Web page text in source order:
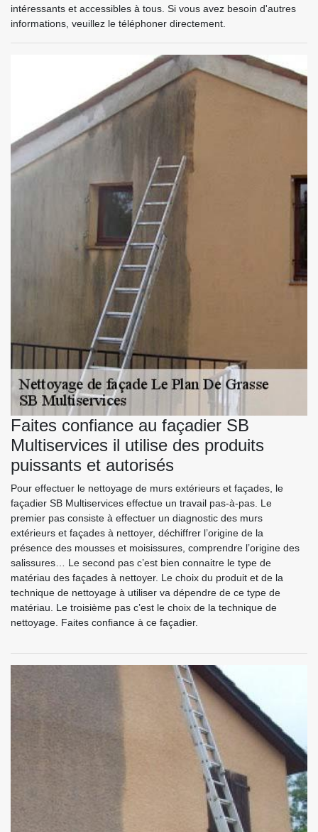
intéressants et accessibles à tous. Si vous avez besoin d'autres
informations, veuillez le téléphoner directement.
Faites confiance au façadier SB
Multiservices il utilise des produits
puissants et autorisés
Pour effectuer le nettoyage de murs extérieurs et façades, le
façadier SB Multiservices effectue un travail pas-à-pas. Le
premier pas consiste à effectuer un diagnostic des murs
extérieurs et façades à nettoyer, déchiffrer l’origine de la
présence des mousses et moisissures, comprendre l’origine des
salissures… Le second pas c’est bien connaitre le type de
matériau des façades à nettoyer. Le choix du produit et de la
technique de nettoyage à utiliser va dépendre de ce type de
matériau. Le troisième pas c’est le choix de la technique de
nettoyage. Faites confiance à ce façadier.